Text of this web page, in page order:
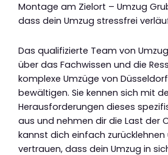
Montage am Zielort – Umzug
dass dein Umzug stressfrei
Das qualifizierte Team von
über das Fachwissen und die
komplexe Umzüge von
bewältigen. Sie kennen sich mit
Herausforderungen dieses
aus und nehmen dir die Last der
kannst dich einfach
vertrauen, dass dein Umzug in